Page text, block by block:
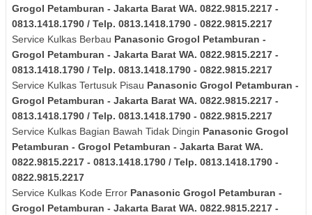
Grogol Petamburan - Jakarta Barat WA. 0822.9815.2217 -
0813.1418.1790 / Telp. 0813.1418.1790 - 0822.9815.2217
Service Kulkas Berbau Panasonic Grogol Petamburan -
Grogol Petamburan - Jakarta Barat WA. 0822.9815.2217 -
0813.1418.1790 / Telp. 0813.1418.1790 - 0822.9815.2217
Service Kulkas Tertusuk Pisau Panasonic Grogol Petamburan -
Grogol Petamburan - Jakarta Barat WA. 0822.9815.2217 -
0813.1418.1790 / Telp. 0813.1418.1790 - 0822.9815.2217
Service Kulkas Bagian Bawah Tidak Dingin Panasonic Grogol
Petamburan - Grogol Petamburan - Jakarta Barat WA.
0822.9815.2217 - 0813.1418.1790 / Telp. 0813.1418.1790 -
0822.9815.2217
Service Kulkas Kode Error Panasonic Grogol Petamburan -
Grogol Petamburan - Jakarta Barat WA. 0822.9815.2217 -